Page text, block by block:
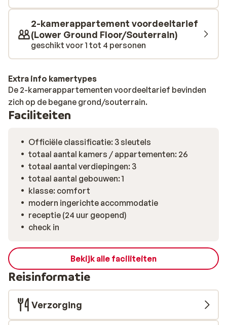
de directe omgeving zijn er voldoende goede
restaurants te vinden waar je kunt aanschuiven voor
een lekkere maaltijd. Relax en geniet van een fijne
vakantie op het leuke eiland Kos!
2-kamerappartement voordeeltarief
(Lower Ground Floor/Souterrain)
geschikt voor 1 tot 4 personen
Extra info kamertypes
De 2-kamerappartementen voordeeltarief bevinden
zich op de begane grond/souterrain.
Faciliteiten
Officiële classificatie: 3 sleutels
totaal aantal kamers / appartementen: 26
totaal aantal verdiepingen: 3
totaal aantal gebouwen: 1
klasse: comfort
modern ingerichte accommodatie
receptie (24 uur geopend)
check in
Bekijk alle faciliteiten
Reisinformatie
Verzorging